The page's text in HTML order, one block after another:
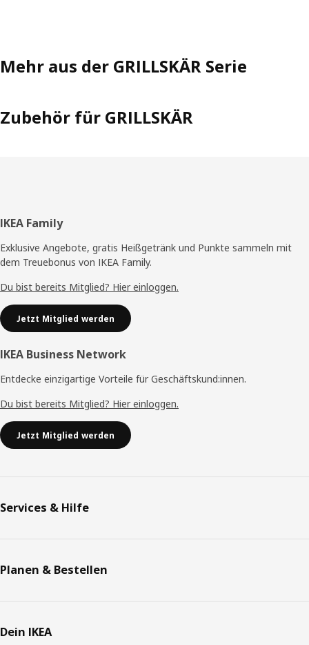
Mehr aus der GRILLSKÄR Serie
Zubehör für GRILLSKÄR
Fußzeile
IKEA Family
Exklusive Angebote, gratis Heißgetränk und Punkte sammeln mit
dem Treuebonus von IKEA Family.
Du bist bereits Mitglied? Hier einloggen.
Jetzt Mitglied werden
IKEA Business Network
Entdecke einzigartige Vorteile für Geschäftskund:innen.
Du bist bereits Mitglied? Hier einloggen.
Jetzt Mitglied werden
Services & Hilfe
Planen & Bestellen
Dein IKEA